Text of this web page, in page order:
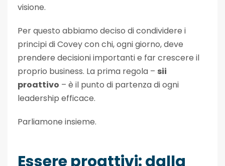
visione.
Per questo abbiamo deciso di condividere i
principi di Covey con chi, ogni giorno, deve
prendere decisioni importanti e far crescere il
proprio business. La prima regola – sii
proattivo – è il punto di partenza di ogni
leadership efficace.
Parliamone insieme.
Essere proattivi: dalla